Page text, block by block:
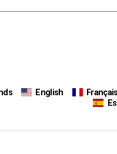
English Français